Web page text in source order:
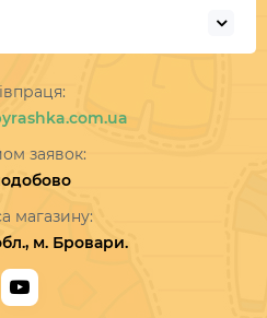
заявок:
магазину:
м. Бровари.